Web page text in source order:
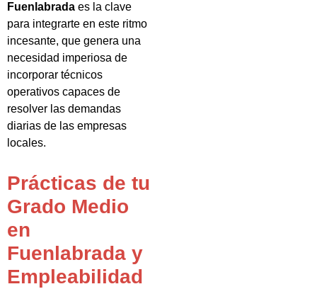
Fuenlabrada es la clave
para integrarte en este ritmo
incesante, que genera una
necesidad imperiosa de
incorporar técnicos
operativos capaces de
resolver las demandas
diarias de las empresas
locales.
Prácticas de tu
Grado Medio
en
Fuenlabrada y
Empleabilidad